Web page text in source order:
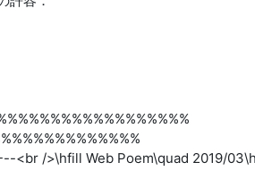
<br />\hfill Web Poem\quad 2019/